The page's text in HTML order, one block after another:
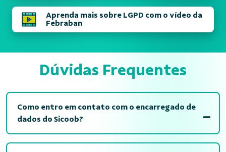
Aprenda mais sobre LGPD com o vídeo da
Febraban
Dúvidas Frequentes
Como entro em contato com o encarregado de
dados do Sicoob?